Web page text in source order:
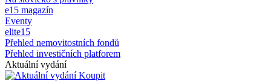
e15 magazín
Eventy
elite15
Přehled nemovitostních fondů
Přehled investičních platforem
Aktuální vydání
Koupit